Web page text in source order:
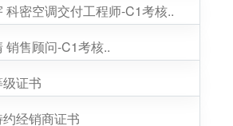
科密空调交付工程师-C1考核..
销售顾问-C1考核..
证书
经销商证书